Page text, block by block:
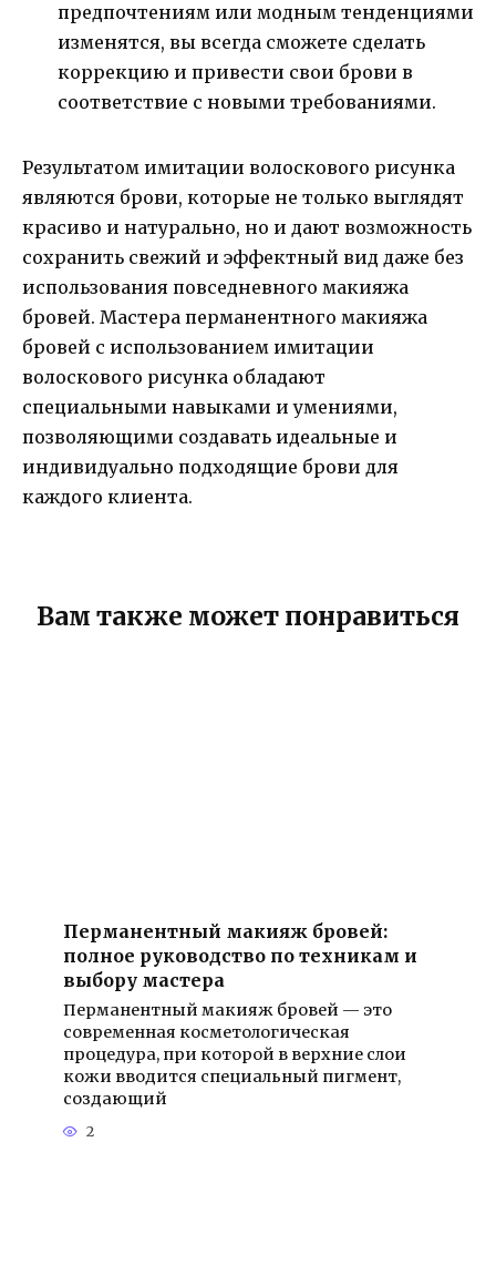
предпочтениям или модным тенденциями
изменятся, вы всегда сможете сделать
коррекцию и привести свои брови в
соответствие с новыми требованиями.
Результатом имитации волоскового рисунка
являются брови, которые не только выглядят
красиво и натурально, но и дают возможность
сохранить свежий и эффектный вид даже без
использования повседневного макияжа
бровей. Мастера перманентного макияжа
бровей с использованием имитации
волоскового рисунка обладают
специальными навыками и умениями,
позволяющими создавать идеальные и
индивидуально подходящие брови для
каждого клиента.
Вам также может понравиться
Перманентный макияж бровей:
полное руководство по техникам и
выбору мастера
Перманентный макияж бровей — это
современная косметологическая
процедура, при которой в верхние слои
кожи вводится специальный пигмент,
создающий
2